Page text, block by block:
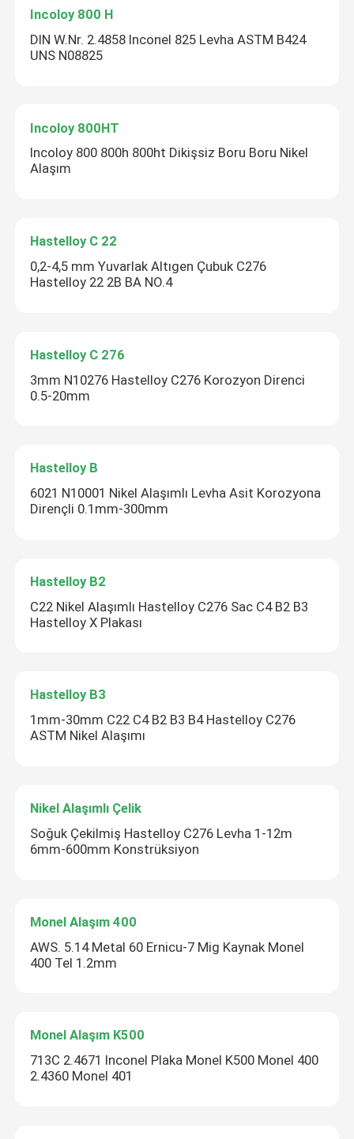
Incoloy 800 H
DIN W.Nr. 2.4858 Inconel 825 Levha ASTM B424
UNS N08825
Incoloy 800HT
Incoloy 800 800h 800ht Dikişsiz Boru Boru Nikel
Alaşım
Hastelloy C 22
0,2-4,5 mm Yuvarlak Altıgen Çubuk C276
Hastelloy 22 2B BA NO.4
Hastelloy C 276
3mm N10276 Hastelloy C276 Korozyon Direnci
0.5-20mm
Hastelloy B
6021 N10001 Nikel Alaşımlı Levha Asit Korozyona
Dirençli 0.1mm-300mm
Hastelloy B2
C22 Nikel Alaşımlı Hastelloy C276 Sac C4 B2 B3
Hastelloy X Plakası
Hastelloy B3
1mm-30mm C22 C4 B2 B3 B4 Hastelloy C276
ASTM Nikel Alaşımı
Nikel Alaşımlı Çelik
Soğuk Çekilmiş Hastelloy C276 Levha 1-12m
6mm-600mm Konstrüksiyon
Monel Alaşım 400
AWS. 5.14 Metal 60 Ernicu-7 Mig Kaynak Monel
400 Tel 1.2mm
Monel Alaşım K500
713C 2.4671 Inconel Plaka Monel K500 Monel 400
2.4360 Monel 401